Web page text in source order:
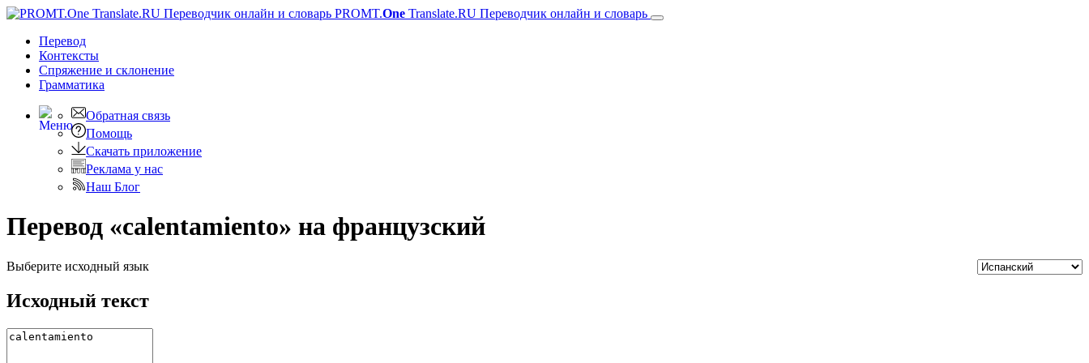
PROMT.One Translate.RU Переводчик онлайн и словарь
Перевод
Контексты
Спряжение и склонение
Грамматика
Обратная связь
Помощь
Скачать приложение
Реклама у нас
Наш Блог
Перевод «calentamiento» на французский
Выберите исходный язык
Исходный текст